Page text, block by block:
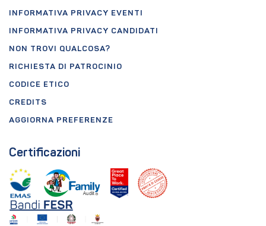
INFORMATIVA PRIVACY EVENTI
INFORMATIVA PRIVACY CANDIDATI
NON TROVI QUALCOSA?
RICHIESTA DI PATROCINIO
CODICE ETICO
CREDITS
AGGIORNA PREFERENZE
Certificazioni